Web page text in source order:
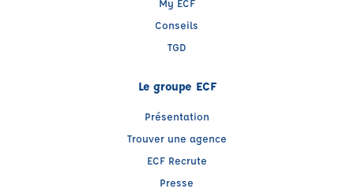
My ECF
Conseils
TGD
Le groupe ECF
Présentation
Trouver une agence
ECF Recrute
Presse